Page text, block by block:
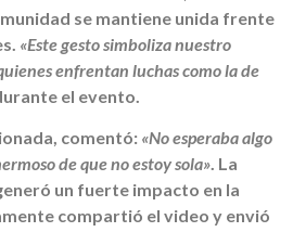
se mantiene unida frente
«Este gesto simboliza nuestro
enfrentan luchas como la de
el evento.
comentó: «No esperaba algo
de que no estoy sola». La
un fuerte impacto en la
compartió el video y envió